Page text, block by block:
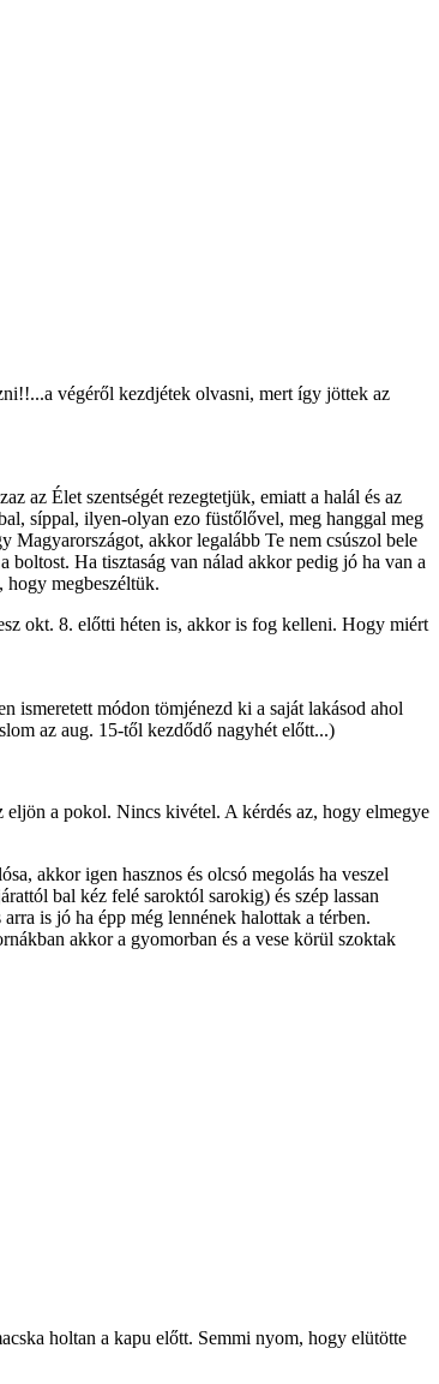
végéről kezdjétek olvasni, mert így jöttek az
az Élet szentségét rezegtetjük, emiatt a halál és az
síppal, ilyen-olyan ezo füstőlővel, meg hanggal meg
akkor legalább Te nem csúszol bele
boltost. Ha tisztaság van nálad akkor pedig jó ha van a
megbeszéltük.
okt. 8. előtti héten is, akkor is fog kelleni. Hogy miért
módon tömjénezd ki a saját lakásod ahol
az aug. 15-től kezdődő nagyhét előtt...)
a pokol. Nincs kivétel. A kérdés az, hogy elmegye
akkor igen hasznos és olcsó megolás ha veszel
bal kéz felé saroktól sarokig) és szép lassan
is jó ha épp még lennének halottak a térben.
akkor a gyomorban és a vese körül szoktak
holtan a kapu előtt. Semmi nyom, hogy elütötte